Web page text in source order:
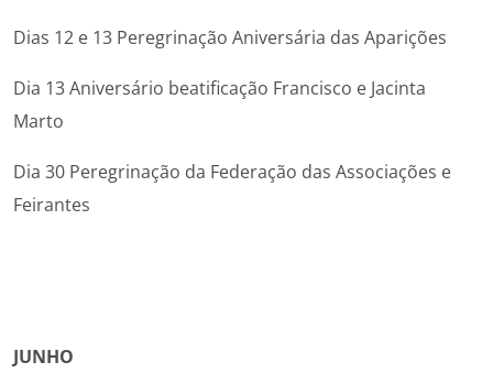
Dias 12 e 13 Peregrinação Aniversária das Aparições
Dia 13 Aniversário beatificação Francisco e Jacinta
Marto
Dia 30 Peregrinação da Federação das Associações e
Feirantes
JUNHO